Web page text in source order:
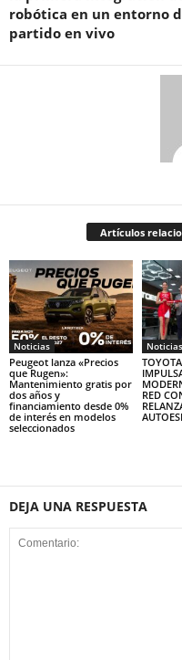
robótica en un entorno
partido en vivo
Artículos
Noticias
Peugeot lanza «Precios
que Rugen»:
Mantenimiento gratis por
dos años y
financiamiento desde 0%
de interés en modelos
seleccionados
Noticias
RED
DEJA UNA RESPUESTA